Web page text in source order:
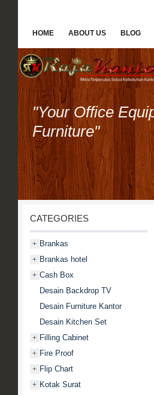
HOME ABOUT US BLOG
"Your Office
Furniture"
CATEGORIES
+ Brankas
+ Brankas hotel
+ Cash Box
Desain Backdrop TV
Desain Furniture Kantor
Desain Kitchen Set
+ Filling Cabinet
+ Fire Proof
+ Flip Chart
+ Kotak Surat